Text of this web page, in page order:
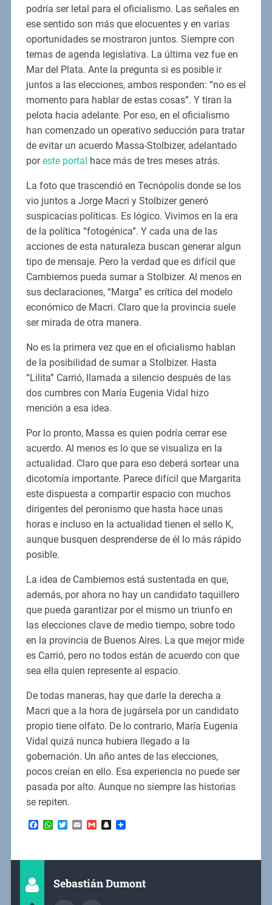
podría ser letal para el oficialismo. Las señales en
ese sentido son más que elocuentes y en varias
oportunidades se mostraron juntos. Siempre con
temas de agenda legislativa. La última vez fue en
Mar del Plata. Ante la pregunta si es posible ir
juntos a las elecciones, ambos responden: “no es el
momento para hablar de estas cosas”. Y tiran la
pelota hacia adelante. Por eso, en el oficialismo
han comenzado un operativo seducción para tratar
de evitar un acuerdo Massa-Stolbizer, adelantado
poreste portal hace más de tres meses atrás.
La foto que trascendió en Tecnópolis donde se los
vio juntos a Jorge Macri y Stolbizer generó
suspicacias políticas. Es lógico. Vivimos en la era
de la política “fotogénica”. Y cada una de las
acciones de esta naturaleza buscan generar algun
tipo de mensaje. Pero la verdad que es difícil que
Cambiemos pueda sumar a Stolbizer. Al menos en
sus declaraciones, “Marga” es crítica del modelo
económico de Macri. Claro que la provincia suele
ser mirada de otra manera.
No es la primera vez que en el oficialismo hablan
de la posibilidad de sumar a Stolbizer. Hasta
“Lilita” Carrió, llamada a silencio después de las
dos cumbres con María Eugenia Vidal hizo
mención a esa idea.
Por lo pronto, Massa es quien podría cerrar ese
acuerdo. Al menos es lo que se visualiza en la
actualidad. Claro que para eso deberá sortear una
dicotomía importante. Parece difícil que Margarita
este dispuesta a compartir espacio con muchos
dirigentes del peronismo que hasta hace unas
horas e incluso en la actualidad tienen el sello K,
aunque busquen desprenderse de él lo más rápido
posible.
La idea de Cambiemos está sustentada en que,
además, por ahora no hay un candidato taquillero
que pueda garantizar por el mismo un triunfo en
las elecciones clave de medio tiempo, sobre todo
en la provincia de Buenos Aires. La que mejor mide
es Carrió, pero no todos están de acuerdo con que
sea ella quien represente al espacio.
De todas maneras, hay que darle la derecha a
Macri que a la hora de jugársela por un candidato
propio tiene olfato. De lo contrario, María Eugenia
Vidal quizá nunca hubiera llegado a la
gobernación. Un año antes de las elecciones,
pocos creían en ello. Esa experiencia no puede ser
pasada por alto. Aunque no siempre las historias
se repiten.
Facebook
WhatsApp
Twitter
EmailGmailSnapchat
Sebastián Dumont